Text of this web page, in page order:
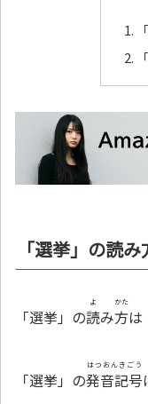
「選挙」の読
「選挙」の読
よ
み方
かた
は
「選挙」の発音記号
はつおんきごう